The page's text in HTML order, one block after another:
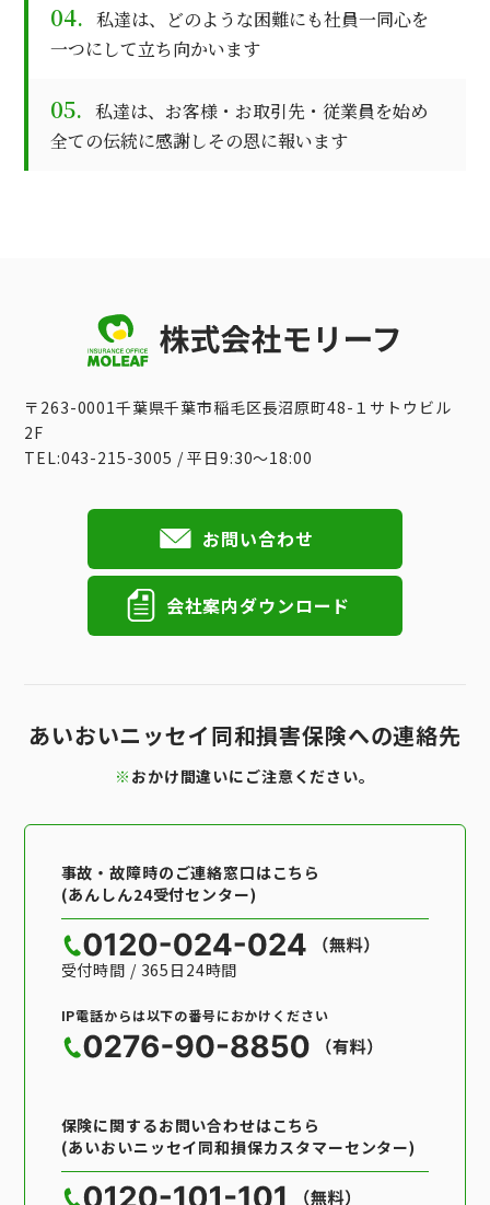
04. 私達は、どのような困難にも社員一同心を
一つにして立ち向かいます
05. 私達は、お客様・お取引先・従業員を始め
全ての伝統に感謝しその恩に報います
〒263-0001千葉県千葉市稲毛区長沼原町48-１サトウビル
2F
TEL:043-215-3005 / 平日9:30〜18:00
お問い合わせ
会社案内ダウンロード
あいおいニッセイ同和損害保険への連絡先
※ おかけ間違いにご注意ください。
事故・故障時のご連絡窓口はこちら
(あんしん24受付センター)
受付時間 / 365日24時間
IP電話からは以下の番号におかけください
保険に関するお問い合わせはこちら
(あいおいニッセイ同和損保カスタマーセンター)